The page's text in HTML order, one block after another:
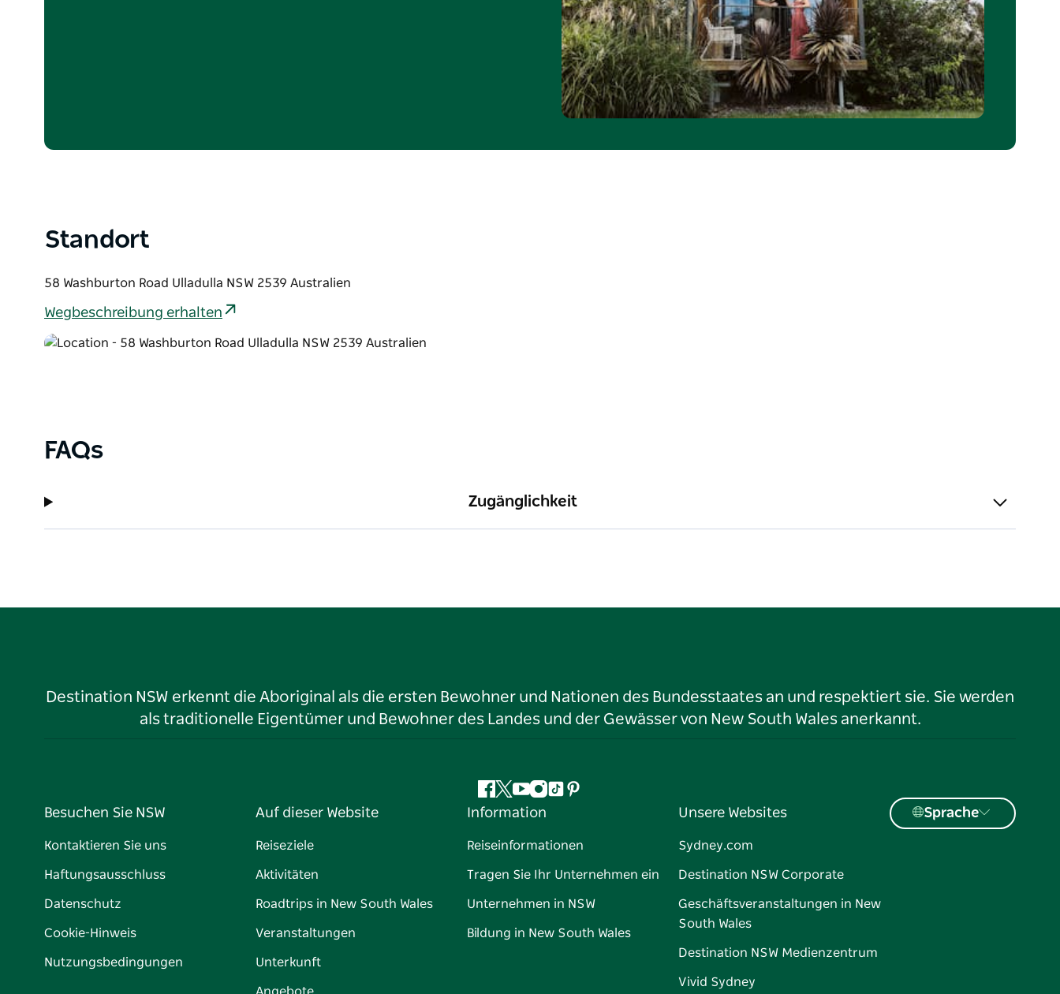
Standort
58 Washburton Road Ulladulla NSW 2539 Australien
Wegbeschreibung erhalten
FAQs
Zugänglichkeit
Destination NSW erkennt die Aboriginal als die ersten Bewohner und Nationen des Bundesstaates an und respektiert sie. Sie werden
als traditionelle Eigentümer und Bewohner des Landes und der Gewässer von New South Wales anerkannt.
Facebook
Twitter
YouTube
Instagram
TikTokPinterest
Besuchen Sie NSW
Kontaktieren Sie uns
Haftungsausschluss
Datenschutz
Cookie-Hinweis
Nutzungsbedingungen
Auf dieser Website
Reiseziele
Aktivitäten
Roadtrips in New South Wales
Veranstaltungen
Unterkunft
Information
Reiseinformationen
Tragen Sie Ihr Unternehmen ein
Unternehmen in NSW
Bildung in New South Wales
Unsere Websites
Sydney.com
Destination NSW Corporate
Geschäftsveranstaltungen in New
South Wales
Destination NSW Medienzentrum
Vivid Sydney
Sprache